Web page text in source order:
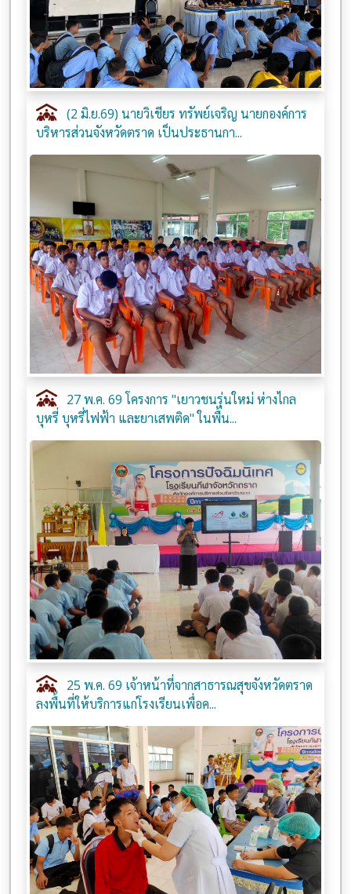
(2 มิ.ย.69) นายวิเชียร ทรัพย์เจริญ นายกองค์การ
บริหารส่วนจังหวัดตราด เป็นประธานกา...
27 พ.ค. 69 โครงการ "เยาวชนรุ่นใหม่ ห่างไกล
บุหรี่ บุหรี่ไฟฟ้า และยาเสพติด" ในพื้น...
25 พ.ค. 69 เจ้าหน้าที่จากสาธารณสุขจังหวัดตราด
ลงพื้นที่ให้บริการแก่โรงเรียนเพื่อค...